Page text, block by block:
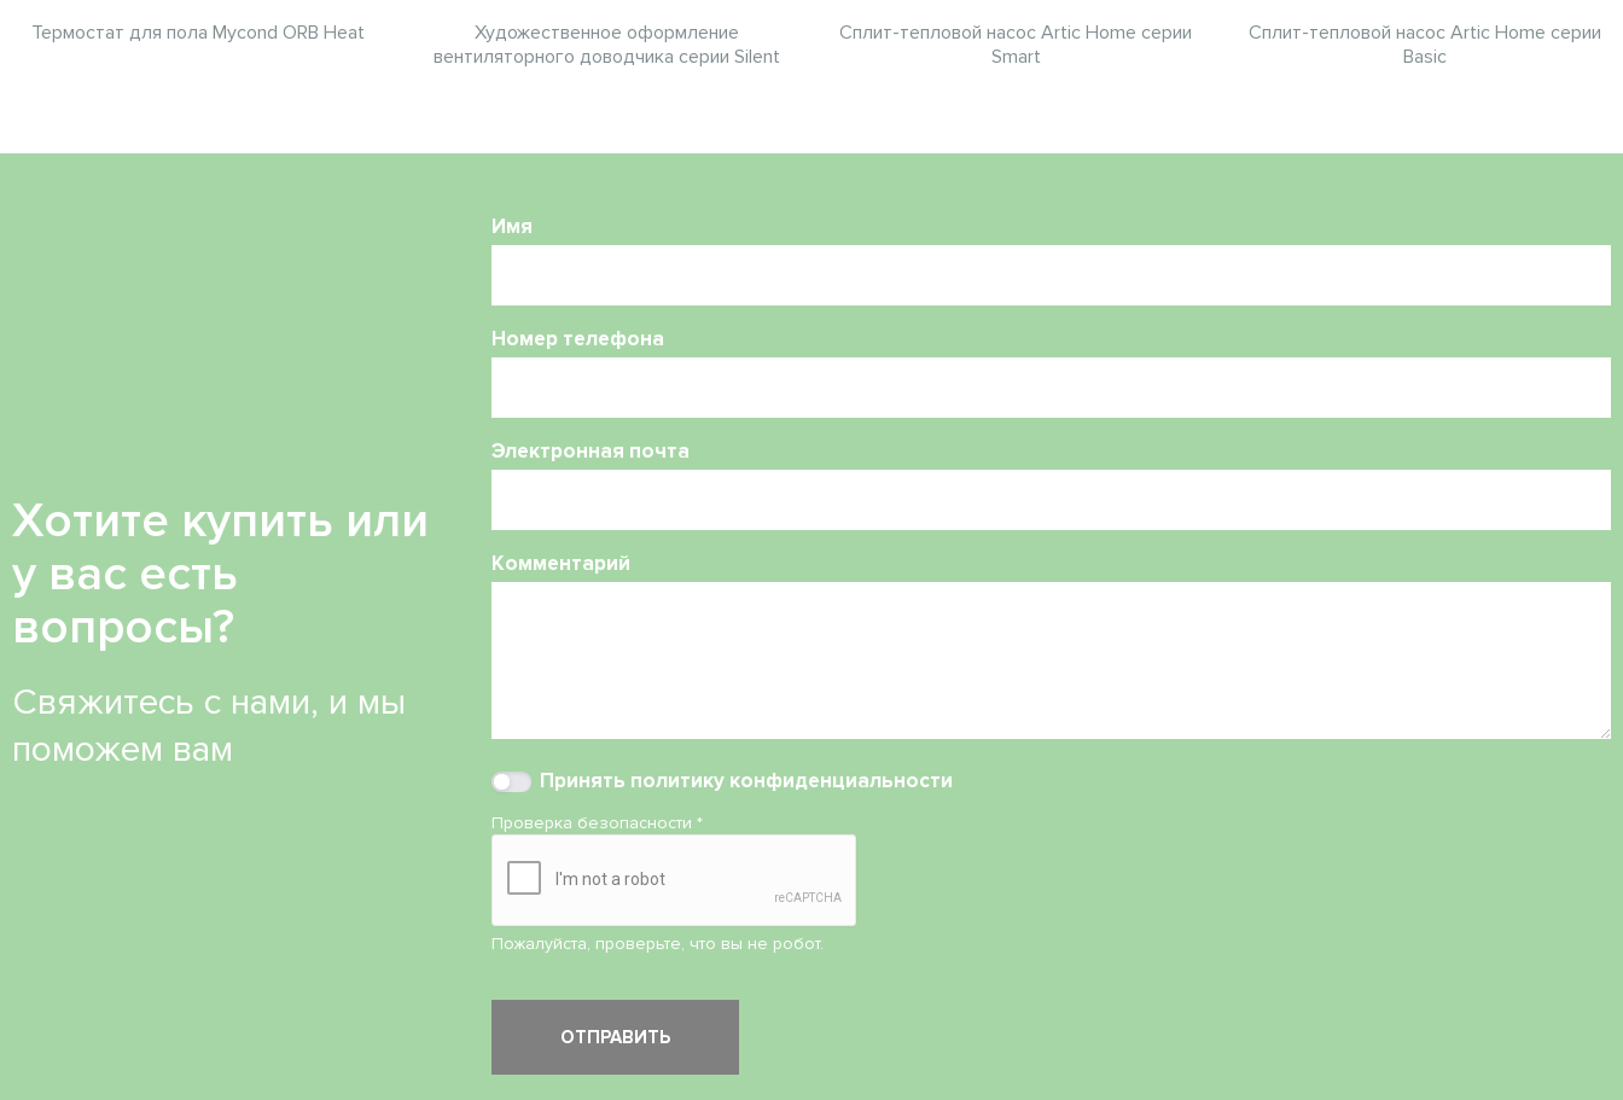
Термостат для пола Mycond ORB Heat
Художественное оформление
вентиляторного доводчика серии Silent
Сплит-тепловой насос Artic Home серии
Smart
Сплит-тепловой насос Artic Home серии
Basic
Хотите купить или
у вас есть
вопросы?
Свяжитесь с нами, и мы
поможем вам
Имя
Номер телефона
Электронная почта
Комментарий
Принять политику конфиденциальности
Проверка безопасности*
Пожалуйста, проверьте, что вы не робот.